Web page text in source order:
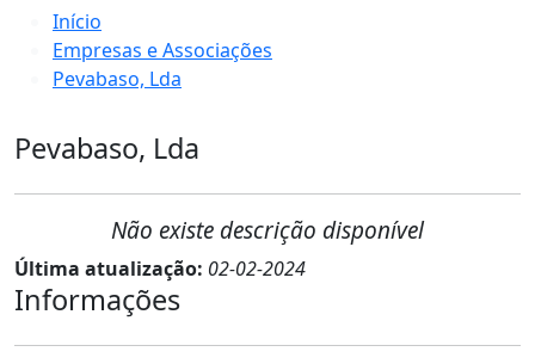
Início
Empresas e Associações
Pevabaso, Lda
Pevabaso, Lda
Não existe descrição disponível
Última atualização: 02-02-2024
Informações